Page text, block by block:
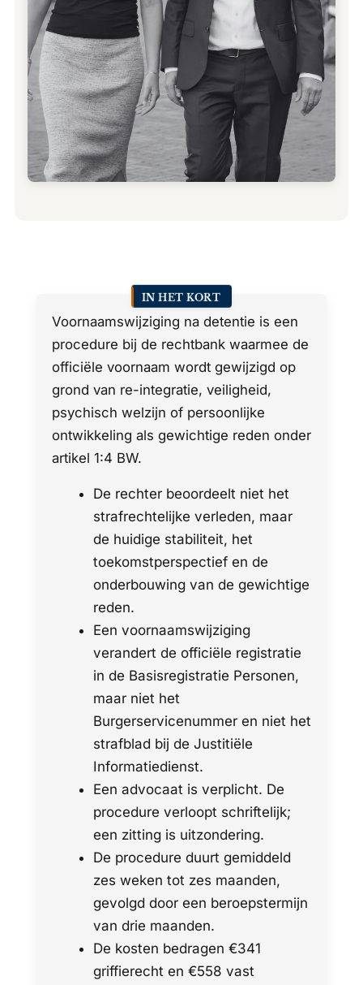
IN HET KORT
Voornaamswijziging na detentie is een
procedure bij de rechtbank waarmee de
officiële voornaam wordt gewijzigd op
grond van re-integratie, veiligheid,
psychisch welzijn of persoonlijke
ontwikkeling als gewichtige reden onder
artikel 1:4 BW.
De rechter beoordeelt niet het
strafrechtelijke verleden, maar
de huidige stabiliteit, het
toekomstperspectief en de
onderbouwing van de gewichtige
reden.
Een voornaamswijziging
verandert de officiële registratie
in de Basisregistratie Personen,
maar niet het
Burgerservicenummer en niet het
strafblad bij de Justitiële
Informatiedienst.
Een advocaat is verplicht. De
procedure verloopt schriftelijk;
een zitting is uitzondering.
De procedure duurt gemiddeld
zes weken tot zes maanden,
gevolgd door een beroepstermijn
van drie maanden.
De kosten bedragen €341
griffierecht en €558 vast